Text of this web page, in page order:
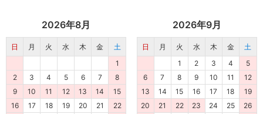
2026年8月
日 月 火 水 木 金
土
1
2
3 4 5 6 7
8
9
10 11 12 13 14
15
16
17 18 19 20 21
22
2026年9月
日 月 火 水 木 金
土
1
2 3 4
5
6
7 8 9 10 11
12
13
14 15 16 17 18
19
20
21 22 23 24 25
26